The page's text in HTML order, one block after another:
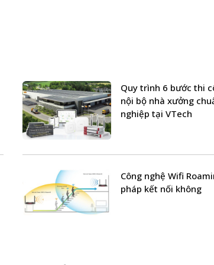
Quy trình 6 bước thi
nội bộ nhà xưởng
nghiệp tại VTech
Công nghệ Wifi
pháp kết nối không